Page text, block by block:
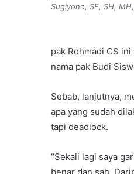
Sugiyono, SE, SH,
pak Rohmadi CS
nama pak Budi
Sebab, lanjutnya,
apa yang sudah
tapi deadlock.
“Sekali lagi saya